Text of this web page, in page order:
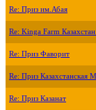
Re: Приз им.Абая
Re: Kinga Farm
Re: Приз Фаворит
Re: Приз Казахстанская
Re: Приз Казанат